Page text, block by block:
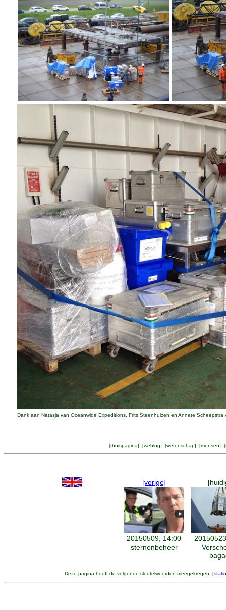
Dank aan Natasja van Oceanwide Expeditions, Frits Steenhuizen en Annete
[thuispagina] [weblog] [wetenschap] [mensen] [
[vorige]
20150509, 14:00
sternenbeheer
Deze pagina heeft de volgende sleutelwoorden meegekregen: [